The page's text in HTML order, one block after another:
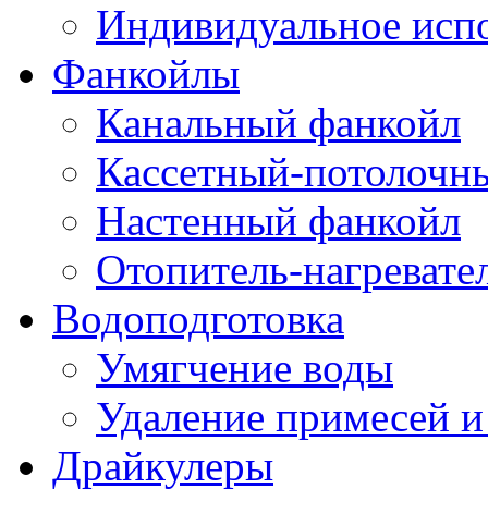
Индивидуальное
Фанкойлы
Канальный фанкойл
Кассетный-
Настенный фанкойл
Отопитель-
Водоподготовка
Умягчение воды
Удаление примесей и
Драйкулеры